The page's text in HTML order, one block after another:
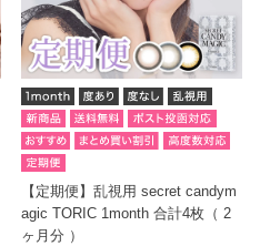
【定期便】乱視用 secret candym
agic TORIC 1month 合計4枚（ 2
ヶ月分 ）